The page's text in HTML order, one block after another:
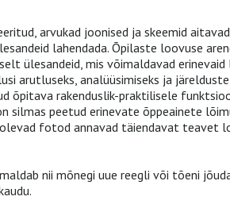
arvukad joonised ja skeemid
lahendada. Õpilaste loovuse
ülesandeid, mis võimaldavad erinevaid
arutluseks, analüüsimiseks ja
õpitava rakenduslik-praktilisele
silmas peetud erinevate õppeainete
fotod annavad täiendavat teavet
nii mõnegi uue reegli või tõeni